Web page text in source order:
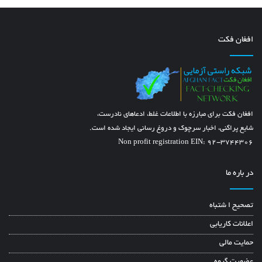
تیم راستی آزمایی افغان فکت با بررسی و تحقیق ویدیوها و عکس های منتشر
شده دریافتند که عکس های هیات افغانستان در نشست سمرقند خلاف عرف
دیپلماتیک و خلاف تصمیم برگزاری نشست سمرقند و مخفی از چشم دبیرخانه
نشست گرفته شده اند.
افغان فکت
افغان فکت برای مبارزه با اطلاعات غلط، ادعاهای نادرست،
شایع پراگنی، اخبار سرچوک و دروغ رسانی ایجاد شده است.
Non profit registration EIN: 92-3744306
در باره ما
تصحیح ا شتباه
اعلانات کاریابی
حمایت مالی